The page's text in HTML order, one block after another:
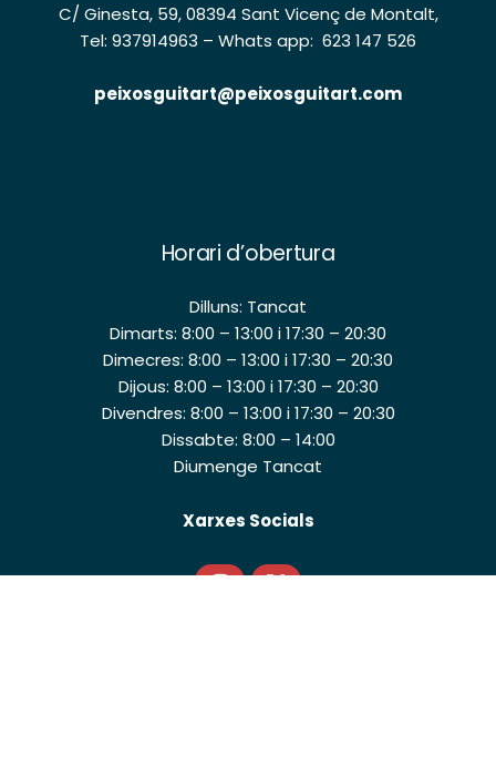
C/ Ginesta, 59, 08394 Sant Vicenç de Montalt,
Tel: 937914963 – Whats app: 623 147 526
peixosguitart@peixosguitart.com
Horari d’obertura
Dilluns: Tancat
Dimarts: 8:00 – 13:00 i 17:30 – 20:30
Dimecres: 8:00 – 13:00 i 17:30 – 20:30
Dijous: 8:00 – 13:00 i 17:30 – 20:30
Divendres: 8:00 – 13:00 i 17:30 – 20:30
Dissabte: 8:00 – 14:00
Diumenge Tancat
Xarxes Socials